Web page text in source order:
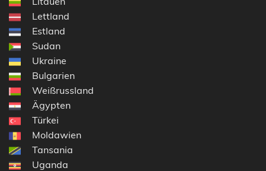
Lettland
Estland
Sudan
Ukraine
Bulgarien
Weißrussland
Ägypten
Türkei
Moldawien
Tansania
Uganda